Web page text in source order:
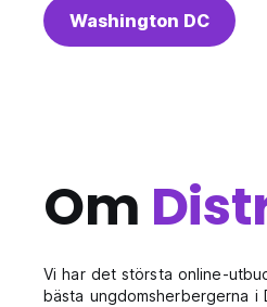
Washington DC
Om
Vi har det största online-
bästa ungdomsherbergerna